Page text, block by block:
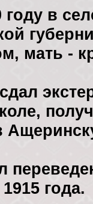
в
мать -
года.